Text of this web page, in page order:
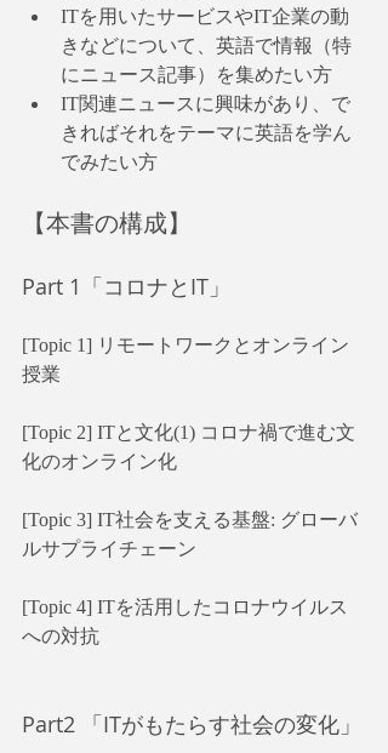
ITを用いたサービスやIT企業の動
きなどについて、英語で情報（特
にニュース記事）を集めたい方
IT関連ニュースに興味があり、で
きればそれをテーマに英語を学ん
でみたい方
【本書の構成】
Part 1「コロナとIT」
[Topic 1] リモートワークとオンライン
授業
[Topic 2] ITと文化(1) コロナ禍で進む文
化のオンライン化
[Topic 3] IT社会を支える基盤: グローバ
ルサプライチェーン
[Topic 4] ITを活用したコロナウイルス
への対抗
Part2 「ITがもたらす社会の変化」